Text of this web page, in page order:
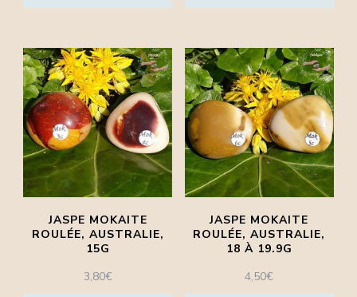
produit
a
plusieurs
variations.
Les
options
être
choisies
sur
produit
a
plusieurs
variations.
Les
options
être
choisies
sur
JASPE MOKAITE
ROULÉE, AUSTRALIE,
15G
3,80€
JASPE MOKAITE
ROULÉE, AUSTRALIE,
18 À 19.9G
4,50€